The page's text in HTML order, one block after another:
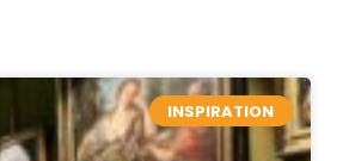
INSPIRATION